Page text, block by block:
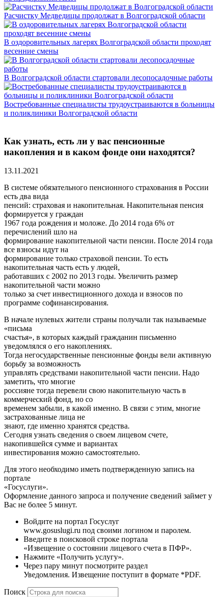
Расчистку Медведицы продолжат в Волгоградской области
В оздоровительных лагерях Волгоградской области проходят
весенние смены
В Волгоградской области стартовали лесопосадочные работы
Востребованные специалисты трудоустраиваются в больницы
и поликлиники Волгоградской области
Как узнать, есть ли у вас пенсионные
накопления и в каком фонде они находятся?
13.11.2021
В системе обязательного пенсионного страхования в России
есть два вида
пенсий: страховая и накопительная. Накопительная пенсия
формируется у граждан
1967 года рождения и моложе. До 2014 года 6% от
перечислений шло на
формирование накопительной части пенсии. После 2014 года
все взносы идут на
формирование только страховой пенсии. То есть
накопительная часть есть у людей,
работавших с 2002 по 2013 годы. Увеличить размер
накопительной части можно
только за счет инвестиционного дохода и взносов по
программе софинансирования.
В начале нулевых жители страны получали так называемые
«письма
счастья», в которых каждый гражданин письменно
уведомлялся о его накоплениях.
Тогда негосударственные пенсионные фонды вели активную
борьбу за возможность
управлять средствами накопительной части пенсии. Надо
заметить, что многие
россияне тогда перевели свою накопительную часть в
коммерческий фонд, но со
временем забыли, в какой именно. В связи с этим, многие
застрахованные лица не
знают, где именно хранятся средства.
Сегодня узнать сведения о своем лицевом счете,
накопившейся сумме и вариантах
инвестирования можно самостоятельно.
Для этого необходимо иметь подтвержденную запись на
портале
«Госуслуги».
Оформление данного запроса и получение сведений займет у
Вас не более 5 минут.
Войдите на портал Госуслуг
www.gosuslugi.ru под своими логином и паролем.
Введите в поисковой строке портала
«Извещение о состоянии лицевого счета в ПФР».
Нажмите «Получить услугу».
Через пару минут посмотрите раздел
Уведомления. Извещение поступит в формате *PDF.
Поиск